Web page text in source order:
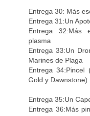
Entrega 30: Más
Entrega 31:Un
Entrega 32:Más
plasma
Entrega 33:Un
Marines de Plaga
Entrega 34:Pincel
Gold y Dawnstone)
Entrega 35:Un
Entrega 36:Más